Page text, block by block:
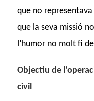
que no
que la seva missió
l’humor no molt fi de
Objectiu de
civil